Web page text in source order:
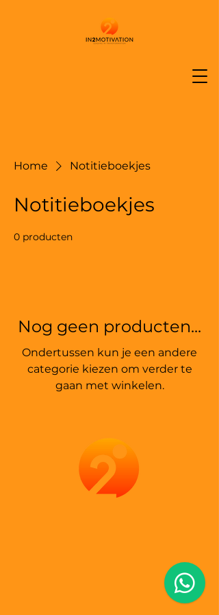
Home Notitieboekjes
Notitieboekjes
0 producten
Nog geen producten...
Ondertussen kun je een andere
categorie kiezen om verder te
gaan met winkelen.